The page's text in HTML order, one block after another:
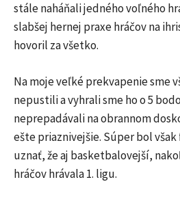
stále naháňali jedného voľného
slabšej hernej praxe hráčov na
hovoril za všetko.
Na moje veľké prekvapenie sme
nepustili a vyhrali sme ho o 5
neprepadávali na obrannom
ešte priaznivejšie. Súper bol
uznať, že aj basketbalovejší,
hráčov hrávala 1. ligu.